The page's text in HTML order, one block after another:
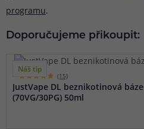
programu.
Doporučujeme přikoupit:
Náš tip
(15)
JustVape DL beznikotinová báze
(70VG/30PG) 50ml